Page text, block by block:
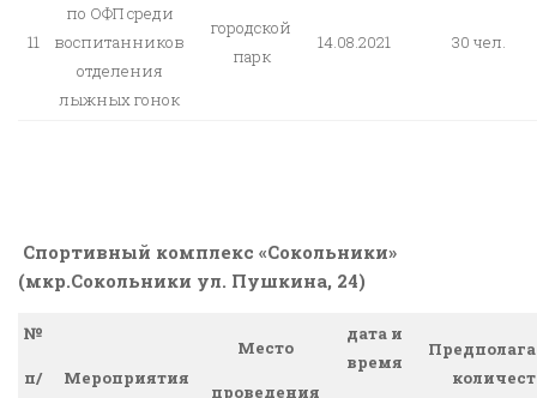
11
по ОФП среди
воспитанников
отделения
лыжных гонок
городской
парк
14.08.2021 30 чел.
Спортивный комплекс «Сокольники»
(мкр.Сокольники ул. Пушкина, 24)
№
п/
Мероприятия
Место
проведения
дата и
время